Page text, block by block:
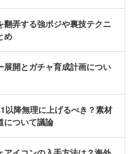
翻弄する強ポジや裏技テクニ
め
展開とガチャ育成計画につい
以降無理に上げるべき？素材
について議論